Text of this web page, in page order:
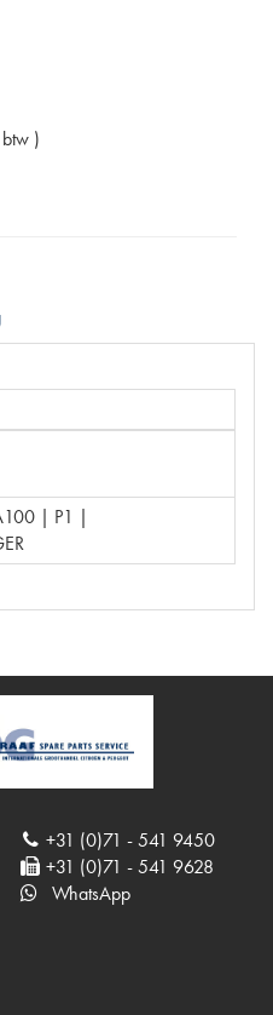
)
| P1 |
+31 (0)71 - 541 9450
+31 (0)71 - 541 9628
WhatsApp